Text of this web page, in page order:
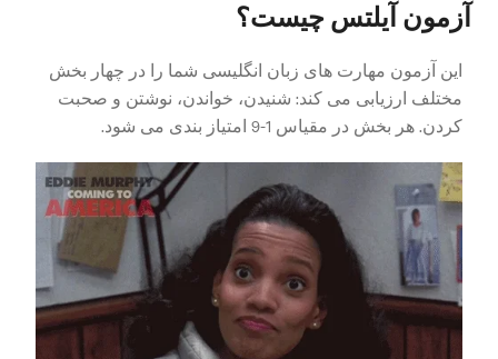
آزمون آیلتس چیست؟
این آزمون مهارت های زبان انگلیسی شما را در چهار بخش
مختلف ارزیابی می کند: شنیدن، خواندن، نوشتن و صحبت
کردن. هر بخش در مقیاس 1-9 امتیاز بندی می شود.